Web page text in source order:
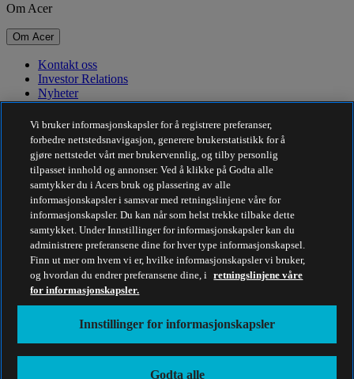
Om Acer
Om Acer
Kontakt oss
Investor Relations
Nyheter
Priser
Arrangementer
Bærekraft
Bærekraft
Samfunnsansvar
Karbonavtrykket til produkter
Project Humanity
Earthion
Personvernpolicy
Retningslinjer for informasjonskapsler
Juridisk merknad
Ytterligere juridisk informasjon
Retningslinjer for tilgjengelighet
Innstillinger for informasjonskapsler
Norge - Norsk
Vi bruker informasjonskapsler for å registrere preferanser,
forbedre nettstedsnavigasjon, generere brukerstatistikk for å
gjøre nettstedet vårt mer brukervennlig, og tilby personlig
tilpasset innhold og annonser. Ved å klikke på Godta alle
samtykker du i Acers bruk og plassering av alle
informasjonskapsler i samsvar med retningslinjene våre for
informasjonskapsler. Du kan når som helst trekke tilbake dette
samtykket. Under Innstillinger for informasjonskapsler kan du
administrere preferansene dine for hver type informasjonskapsel.
Finn ut mer om hvem vi er, hvilke informasjonskapsler vi bruker,
og hvordan du endrer preferansene dine, i retningslinjene våre
for informasjonskapsler.
Innstillinger for informasjonskapsler
Godta alle